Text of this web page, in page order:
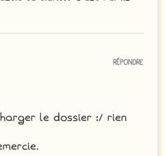
le dossier :/ rien
RÉPONDRE